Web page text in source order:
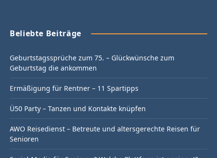
Beliebte Beiträge
Geburtstagssprüche zum 75. – Glückwünsche zum
Geburtstag die ankommen
Ermäßigung für Rentner – 11 Spartipps
Ü50 Party – Tanzen und Kontakte knüpfen
AWO Reisedienst – Betreute und altersgerechte Reisen für
Senioren